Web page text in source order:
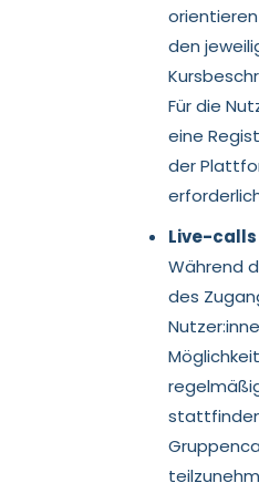
den
Für die
eine
der
Live-calls
Während
des